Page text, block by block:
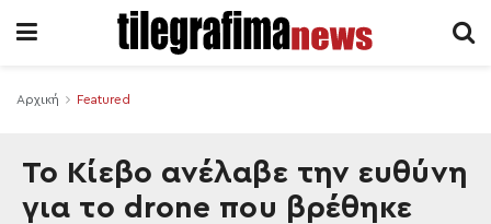
Αρχική Featured
Το Κίεβο ανέλαβε την ευθύνη
για το drone που βρέθηκε